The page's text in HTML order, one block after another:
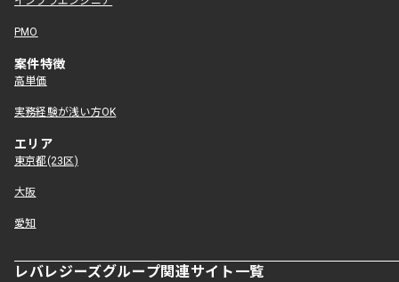
PMO
案件特徴
高単価
実務経験が浅い方OK
エリア
東京都(23区)
大阪
愛知
レバレジーズグループ関連サイト一覧